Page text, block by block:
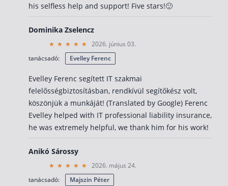
his selfless help and support! Five stars!🙂
Dominika Zselencz
2026. június 03.
tanácsadó:
Evelley Ferenc
Evelley Ferenc segített IT szakmai
felelősségbiztosításban, rendkívül segítőkész volt,
köszönjük a munkáját! (Translated by Google) Ferenc
Evelley helped with IT professional liability insurance,
he was extremely helpful, we thank him for his work!
Anikó Sárossy
2026. május 24.
tanácsadó:
Majszin Péter